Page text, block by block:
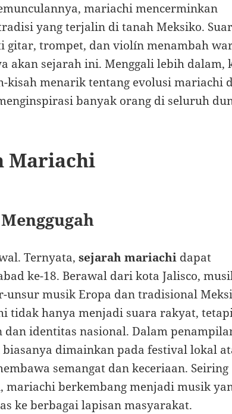
mariachi mencerminkan
yang terjalin di tanah Meksiko.
gitar, trompet, dan violín menambah
akan sejarah ini. Menggali lebih dalam,
kisah menarik tentang evolusi mariachi
banyak orang di seluruh
Mariachi
Ternyata,sejarah mariachi dapat
ke-18. Berawal dari kota Jalisco,
unsur musik Eropa dan tradisional
tidak hanya menjadi suara rakyat,
dan identitas nasional. Dalam
dimainkan pada festival lokal
semangat dan keceriaan. Seiring
mariachi berkembang menjadi musik
ke berbagai lapisan masyarakat.